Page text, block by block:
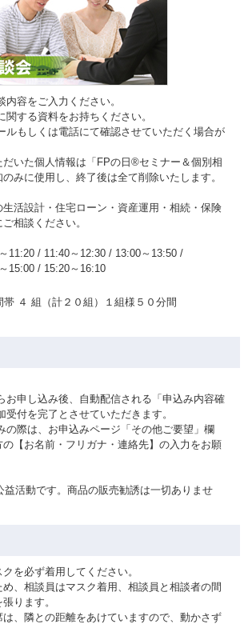
容をご入力ください。
する資料をお持ちください。
もしくは電話にて確認させていただく場合が
いた個人情報は「FPの日®セミナー＆個別相
みに使用し、終了後は全て削除いたします。
活設計・住宅ローン・資産運用・相続・保険
相談ください。
11:20 / 11:40～12:30 / 13:00～13:50 /
15:00 / 15:20～16:10
帯 ４ 組（計２０組）１組様５０分間
申し込み後、自動配信される「申込み内容確
受付を完了とさせていただきます。
際は、お申込みページ「その他ご要望」欄
【お名前・フリガナ・連絡先】の入力をお願
益活動です。商品の販売勧誘は一切ありませ
を必ず着用してください。
め、相談員はマスク着用、相談員と相談者の間
ります。
は、隣との距離をあけていますので、動かさず